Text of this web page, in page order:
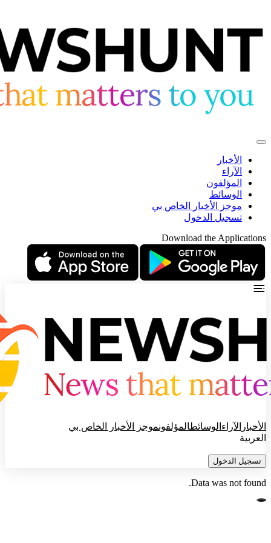
الأخبار
الآراء
المؤلفون
الوسائط
موجز الأخبار الخاص بي
تسجيل الدخول
Download the Applications
الأخبار الآراء الوسائطالمؤلفونموجز الأخبار الخاص بي
العربية
تسجيل الدخول
Data was not found.